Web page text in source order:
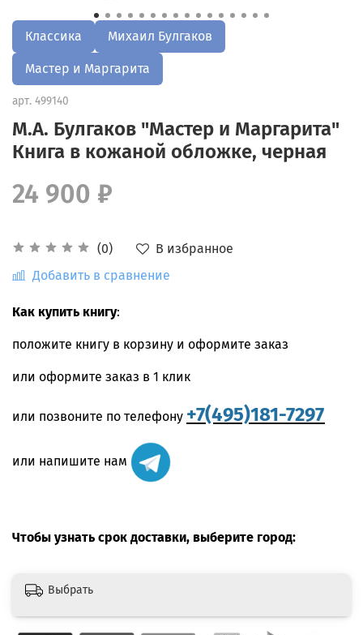
Классика Михаил Булгаков
Мастер и Маргарита
арт. 499140
М.А. Булгаков "Мастер и Маргарита"
Книга в кожаной обложке, черная
(0)
В избранное
Добавить в сравнение
24 900 ₽
Как купить книгу:
положите книгу в корзину и оформите заказ
или оформите заказ в 1 клик
или позвоните по телефону +7(495)181-7297
или напишите нам
Чтобы узнать срок доставки, выберите город:
Выбрать